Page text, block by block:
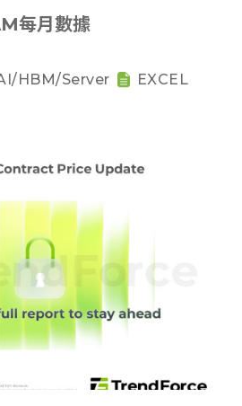
每月數據
HBM/Server EXCEL